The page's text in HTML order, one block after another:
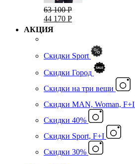
63 100 Р
44 170 Р
АКЦИЯ
Скидки Sport
Скидки Город
Cкидки на три вещи
Скидки MAN, Woman, F+I
Скидки 40%
Скидки Sport, F+I
Скидки 30%